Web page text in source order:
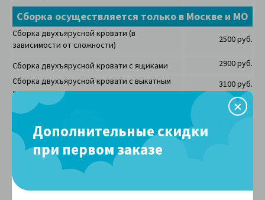
Сборка осуществляется только в Москве и МО
Сборка двухъярусной кровати (в
зависимости от сложности)
2500 руб.
Сборка двухъярусной кровати с ящиками
2900 руб.
Сборка двухъярусной кровати с выкатным
спальным местом
3100 руб.
Сборка кровати-чердака
1700 руб.
ящиков/ с ящиками/ с выкатным спальным
местом)
1200/1600/1800
Сборка кроватей размером с 120 по 200
см
без ящиков/ с ящиками/ с выкатным
спальным местом)
Дополнительные скидки
при первом заказе